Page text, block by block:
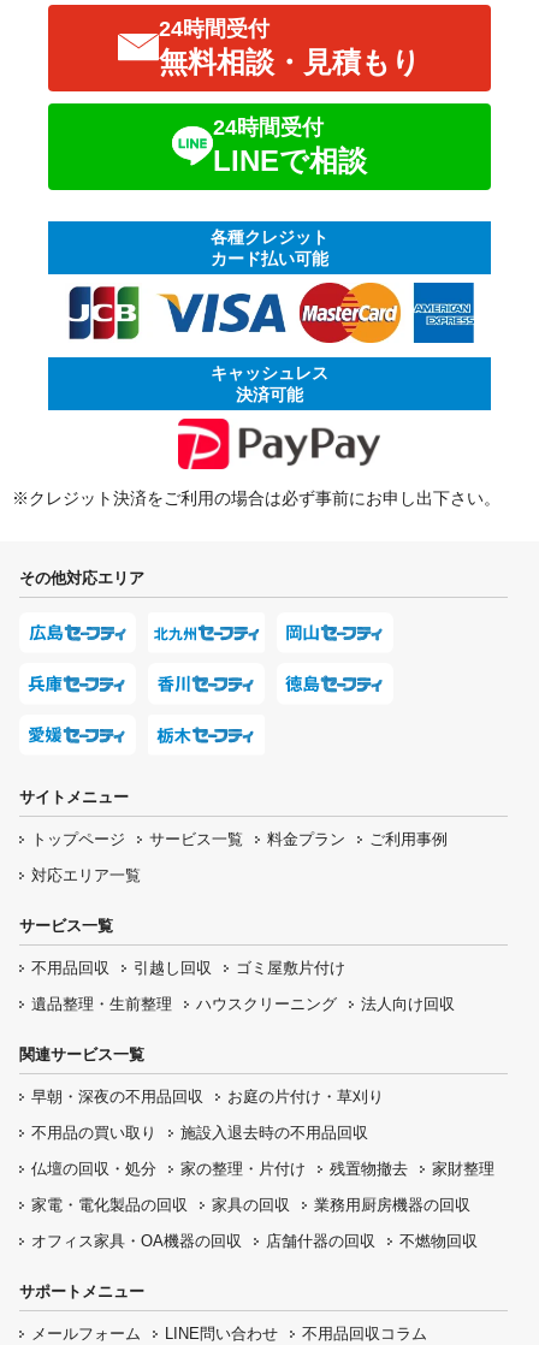
24時間受付
無料相談・見積もり
24時間受付
LINEで相談
各種クレジット
カード払い可能
キャッシュレス
決済可能
※クレジット決済をご利用の場合は必ず事前にお申し出下さい。
その他対応エリア
サイトメニュー
トップページ サービス一覧 料金プラン
ご利用事例
対応エリア一覧
サービス一覧
不用品回収 引越し回収
ゴミ屋敷片付け
遺品整理・生前整理
ハウスクリーニング 法人向け回収
関連サービス一覧
早朝・深夜の不用品回収 お庭の片付け・ 草刈り
不用品の買い取り 施設入退去時の不用品回収
仏壇の回収・処分 家の整理・片付け 残置物撤去
家財整理
家電・電化製品の回収
家具の回収 業務用厨房機器の回収
オフィス家具 ・OA機器の回収 店舗什器の回収 不燃物回収
サポートメニュー
メールフォーム LINE問い合わせ 不用品回収コラム